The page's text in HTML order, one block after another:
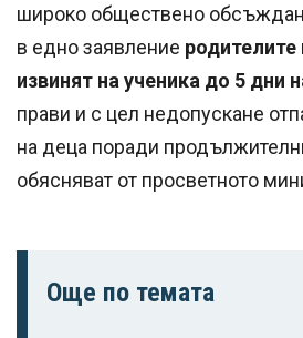
широко обществено
в едно заявление
извинят на ученика до 5 дни
прави и с цел недопускане
на деца поради
обясняват от просветното
Още по темата